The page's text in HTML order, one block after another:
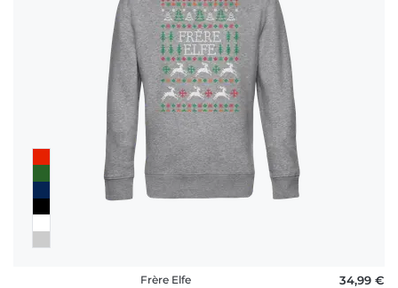
Frère Elfe
34,99 €